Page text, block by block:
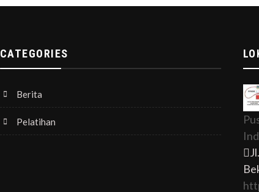
CATEGORIES
Berita
Pelatihan